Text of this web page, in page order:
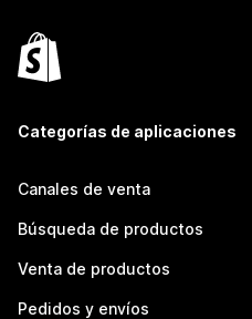
Categorías de aplicaciones
Canales de venta
Búsqueda de productos
Venta de productos
Pedidos y envíos